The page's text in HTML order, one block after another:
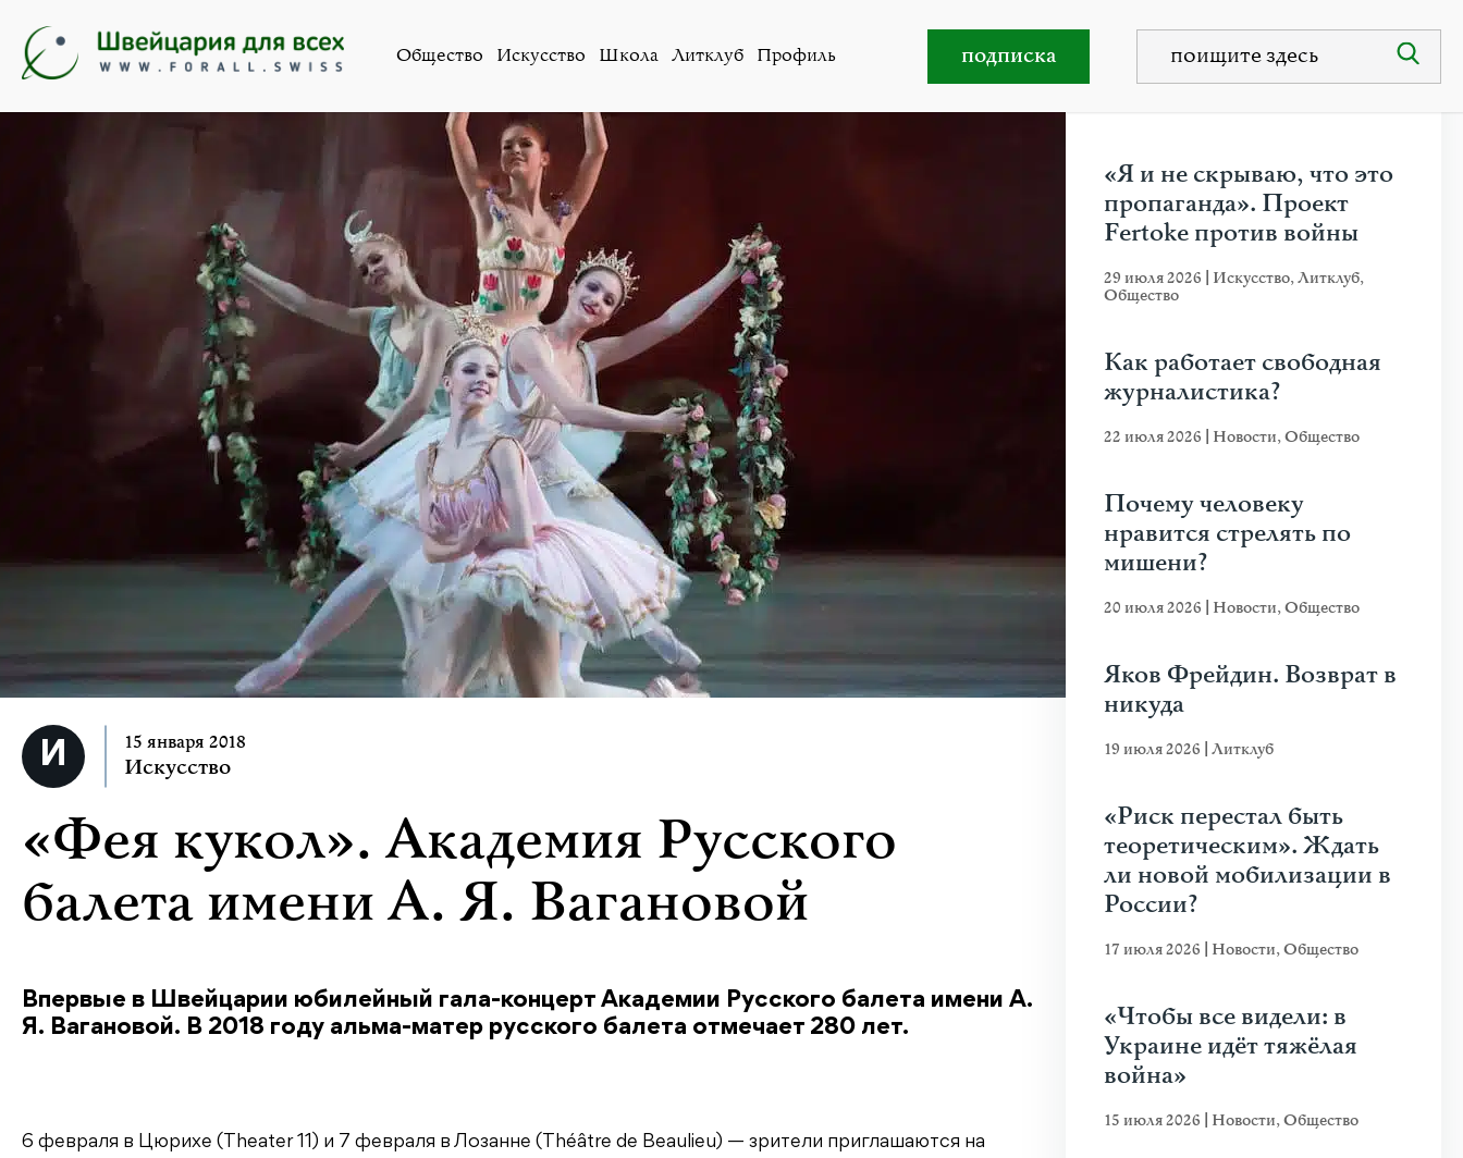
Общество Искусство Школа Литклуб Профиль подписка
«Фея кукол». Академия Русского балета имени А. Я. Вагановой
15 января 2018
Искусство
«Фея кукол». Академия Русского
балета имени А. Я. Вагановой
Впервые в Швейцарии юбилейный гала-концерт Академии Русского балета имени А.
Я. Вагановой. В 2018 году альма-матер русского балета отмечает 280 лет.
6 февраля в Цюрихе (Theater 11) и 7 февраля в Лозанне (Théâtre de Beaulieu) — зрители приглашаются на
«Я и не скрываю, что это
пропаганда». Проект
Fertoke против войны
29 июля 2026 Искусство,Литклуб,
Общество
Как работает свободная
журналистика?
22 июля 2026 Новости,Общество
Почему человеку
нравится стрелять по
мишени?
20 июля 2026 Новости,Общество
Яков Фрейдин. Возврат в
никуда
19 июля 2026 Литклуб
«Риск перестал быть
теоретическим». Ждать
ли новой мобилизации в
России?
17 июля 2026 Новости,Общество
«Чтобы все видели: в
Украине идёт тяжёлая
война»
15 июля 2026 Новости,Общество